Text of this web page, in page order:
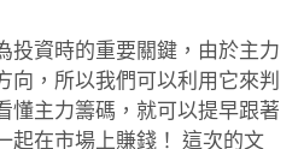
投資時的重要關鍵，由於主力
向，所以我們可以利用它來判
懂主力籌碼，就可以提早跟著
起在市場上賺錢！ 這次的文